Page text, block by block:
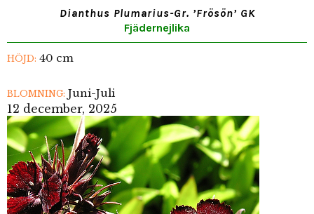
Dianthus Plumarius-Gr. ’Frösön’ GK
Fjädernejlika
HÖJD: 40 cm
BLOMNING: Juni-Juli
12 december, 2025